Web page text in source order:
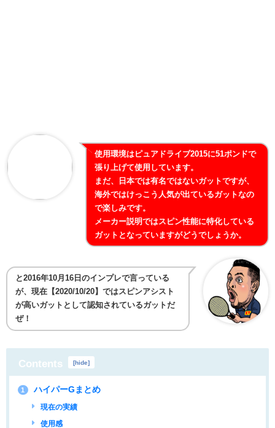
使用環境はピュアドライブ2015に51ポンドで
張り上げて使用しています。
まだ、日本では有名ではないガットですが、
海外ではけっこう人気が出ているガットなの
で楽しみです。
メーカー説明ではスピン性能に特化している
ガットとなっていますがどうでしょうか。
と2016年10月16日のインプレで言っている
が、現在【2020/10/20】ではスピンアシスト
が高いガットとして認知されているガットだ
ぜ！
Contents [hide]
1 ハイパーGまとめ
現在の実績
使用感